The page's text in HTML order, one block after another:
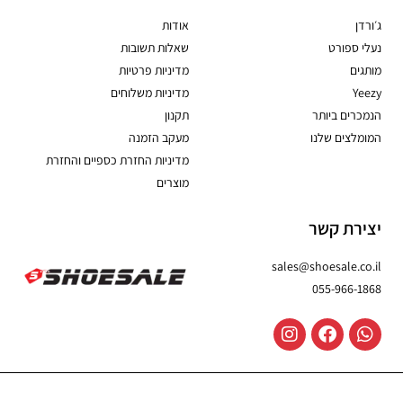
ג׳ורדן
נעלי ספורט
מותגים
Yeezy
הנמכרים ביותר
המומלצים שלנו
אודות
שאלות תשובות
מדיניות פרטיות
מדיניות משלוחים
תקנון
מעקב הזמנה
מדיניות החזרת כספיים והחזרת
מוצרים
יצירת קשר
sales@shoesale.co.il
055-966-1868